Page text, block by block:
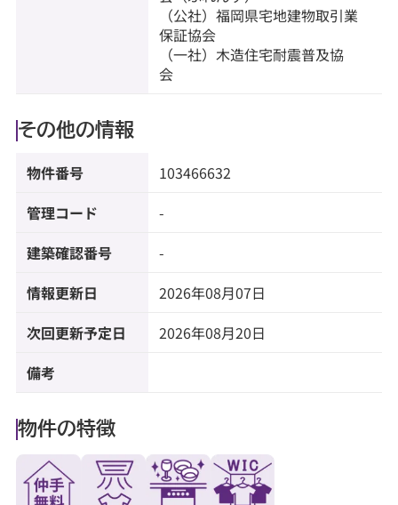
（公社）福岡県宅地建物取引業
保証協会
（一社）木造住宅耐震普及協
会
その他の情報
物件番号 103466632
管理コード -
建築確認番号 -
情報更新日 2026年08月07日
次回更新予定日 2026年08月20日
備考
物件の特徴